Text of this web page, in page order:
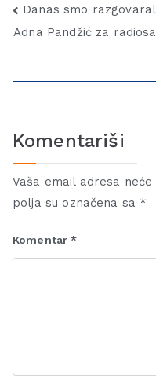
Danas smo
Adna Pandžić za
Komentariši
Vaša email adresa
polja su označena sa *
Komentar*